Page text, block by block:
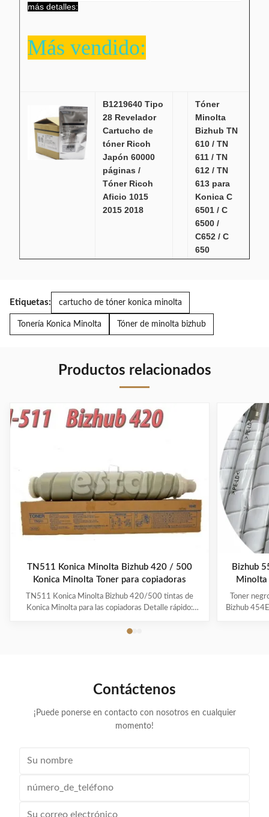
más detalles:
Más vendido:
B1219640 Tipo
28 Revelador
Cartucho de
tóner Ricoh
Japón 60000
páginas /
Tóner Ricoh
Aficio 1015
2015 2018
Tóner
Minolta
Bizhub TN
610 / TN
611 / TN
612 / TN
613 para
Konica C
6501 / C
6500 /
C652 / C
650
Tóner
Compatible
para Bizhub
Konica
Minolta
Bizhub
tóner
genéricos
Konica
originales 8938
- 404 TN-311
para Bizhub
Revelador
compatible
DV910 para
copiadoras
Konica
Minolta
Etiquetas: cartucho de tóner konica minolta
Tonería Konica Minolta Tóner de minolta bizhub
Productos relacionados
TN511 Konica Minolta Bizhub 420 / 500
Konica Minolta Toner para copiadoras
TN511 Konica Minolta Bizhub 420/500 tintas de
Konica Minolta para las copiadoras Detalle rápido:
TN511 2.Peso del tónerPolvo: 676g 3.Para uso en
Bizhub
Minolta
Toner
Bizhub
Contáctenos
¡Puede ponerse en contacto con nosotros en cualquier
momento!